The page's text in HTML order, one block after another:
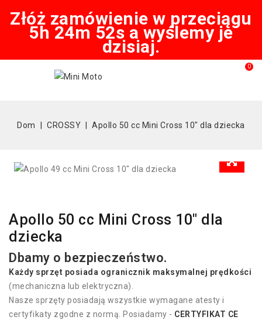
Złóż zamówienie w przeciągu
5h 24m 51s a wyślemy je
dzisiaj.
0
Dom CROSSY Apollo 50 cc Mini Cross 10" dla dziecka
Apollo 50 cc Mini Cross 10" dla
dziecka
Dbamy o bezpieczeństwo.
Każdy sprzęt posiada ogranicznik maksymalnej prędkości
(mechaniczna lub elektryczna).
Nasze sprzęty posiadają wszystkie wymagane atesty i
certyfikaty zgodne z normą. Posiadamy - CERTYFIKAT CE